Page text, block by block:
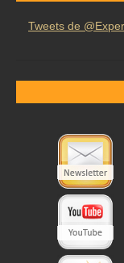
Tweets de